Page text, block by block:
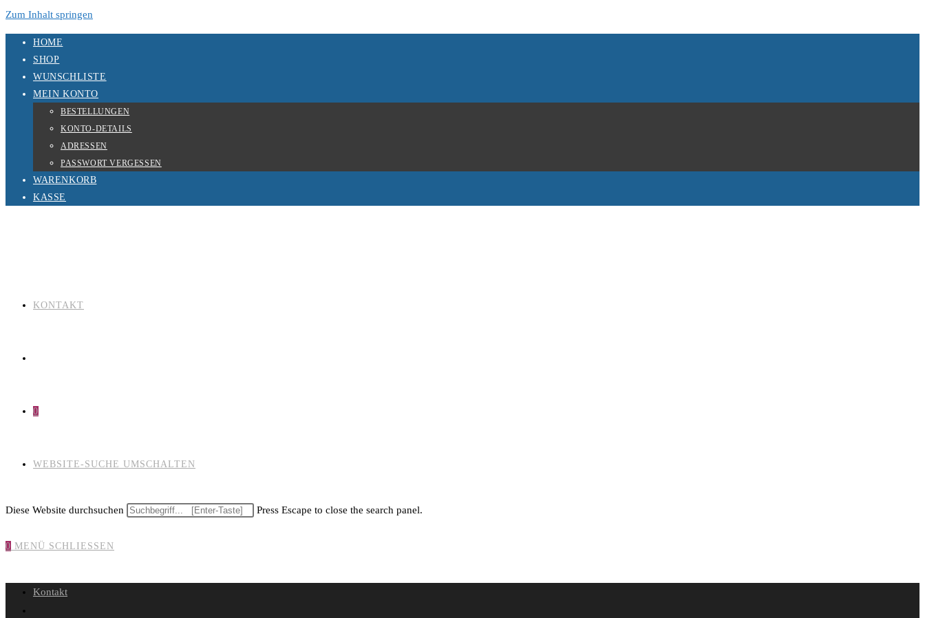
Zum Inhalt springen
HOME
SHOP
WUNSCHLISTE
MEIN KONTO
BESTELLUNGEN
KONTO-DETAILS
ADRESSEN
PASSWORT VERGESSEN
WARENKORB
KASSE
KONTAKT
0
WEBSITE-SUCHE UMSCHALTEN
Diese Website durchsuchen Press Escape to close the search panel.
0 MENÜ SCHLIESSEN
Kontakt